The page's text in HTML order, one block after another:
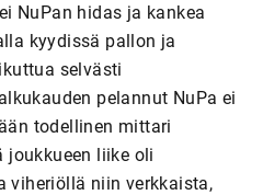
NuPan hidas ja kankea
kyydissä pallon ja
selvästi
pelannut NuPa ei
todellinen mittari
joukkueen liike oli
viheriöllä niin verkkaista,